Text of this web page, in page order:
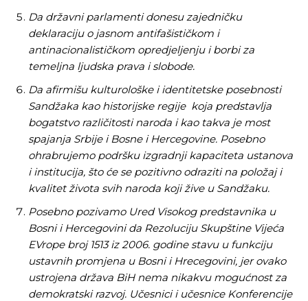
Da državni parlamenti donesu zajedničku
deklaraciju o jasnom antifašističkom i
antinacionalističkom opredjeljenju i borbi za
temeljna ljudska prava i slobode.
Da afirmišu kulturološke i identitetske posebnosti
Sandžaka kao historijske regije koja predstavlja
bogatstvo različitosti naroda i kao takva je most
spajanja Srbije i Bosne i Hercegovine. Posebno
ohrabrujemo podršku izgradnji kapaciteta ustanova
i institucija, što će se pozitivno odraziti na položaj i
kvalitet života svih naroda koji žive u Sandžaku.
Posebno pozivamo Ured Visokog predstavnika u
Bosni i Hercegovini da Rezoluciju Skupštine Vijeća
EVrope broj 1513 iz 2006. godine stavu u funkciju
ustavnih promjena u Bosni i Hrecegovini, jer ovako
ustrojena država BiH nema nikakvu mogućnost za
demokratski razvoj. Učesnici i učesnice Konferencije